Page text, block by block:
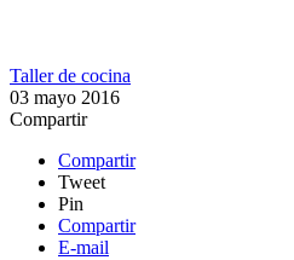
Taller de cocina
03 mayo 2016
Compartir
Compartir
Tweet
Pin
Compartir
E-mail